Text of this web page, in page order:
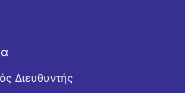
Διευθυντής